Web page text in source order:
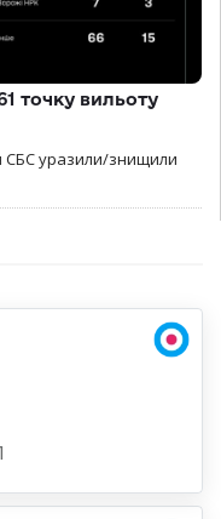
точку вильоту
СБС уразили/знищили